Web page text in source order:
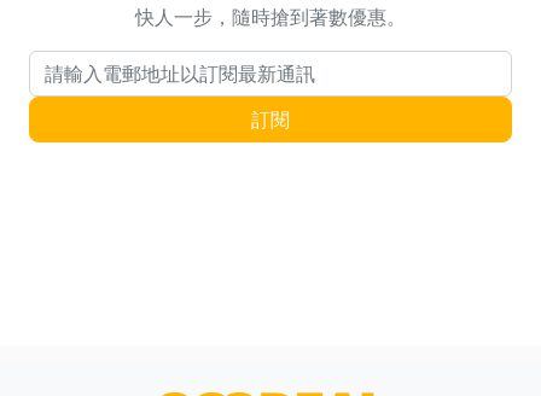
快人一步，隨時搶到著數優惠。
電郵地址 訂閱